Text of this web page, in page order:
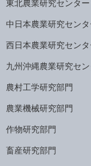
東北農業研究センター
中日本農業研究センタ
西日本農業研究センタ
九州沖縄農業研究セ
農村工学研究部門
農業機械研究部門
作物研究部門
畜産研究部門